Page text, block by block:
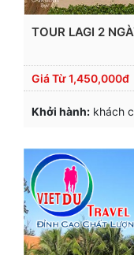
TOUR LAGI 2
Giá Từ1,450,000đ
Khởi hành: khách